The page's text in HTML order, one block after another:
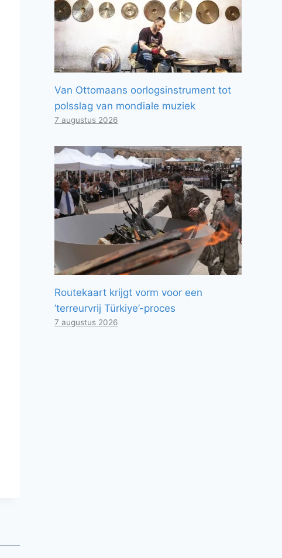
Van Ottomaans oorlogsinstrument tot
polsslag van mondiale muziek
7 augustus 2026
Routekaart krijgt vorm voor een
’terreurvrij Türkiye’-proces
7 augustus 2026